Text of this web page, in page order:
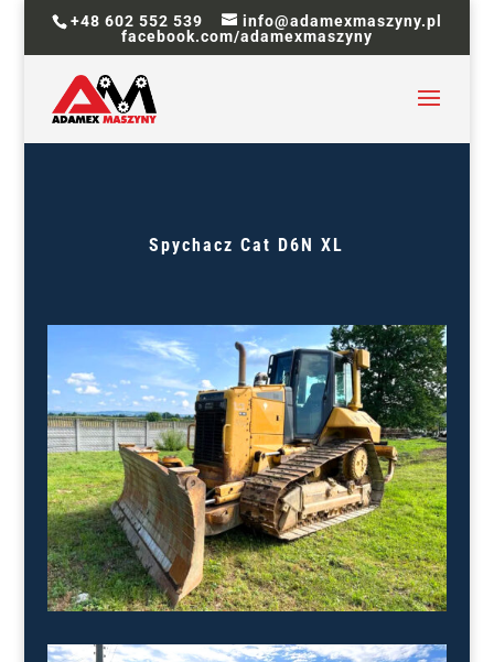
+48 602 552 539
info@adamexmaszyny.pl
facebook.com/adamexmaszyny
SpychaczCat D6N XL